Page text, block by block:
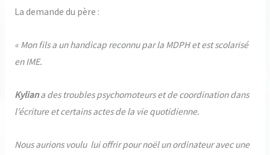
La demande du père :
« Mon fils a un handicap reconnu par la MDPH et est scolarisé
en IME.
Kyliana des troubles psychomoteurs et de coordination dans
l’écriture et certains actes de la vie quotidienne.
Nous aurions voulu lui offrir pour noël un ordinateur avec une